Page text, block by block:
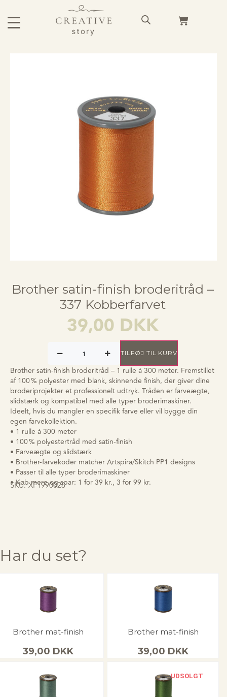
Brother satin-finish broderitråd –
337 Kobberfarvet
39,00 DKK
TILFØJ TIL KURV
Brother satin-finish broderitråd – 1 rulle á 300 meter. Fremstillet
af 100 % polyester med blank, skinnende finish, der giver dine
broderiprojekter et professionelt udtryk. Tråden er farveægte,
slidstærk og kompatibel med alle typer broderimaskiner.
Ideelt, hvis du mangler en specifik farve eller vil bygge din
egen farvekollektion.
• 1 rulle á 300 meter
• 100 % polyestertråd med satin-finish
• Farveægte og slidstærk
• Brother-farvekoder matcher Artspira/Skitch PP1 designs
• Passer til alle typer broderimaskiner
• Køb mere og spar: 1 for 39 kr., 3 for 99 kr.
SKU: XF1990028
Har du set?
Brother mat-finish
39,00 DKK
Brother mat-finish
39,00 DKK
UDSOLGT